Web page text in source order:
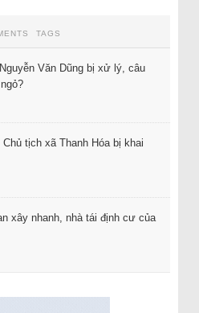
TAGS
Văn Dũng bị xử lý, câu
tịch xã Thanh Hóa bị khai
xây nhanh, nhà tái định cư của